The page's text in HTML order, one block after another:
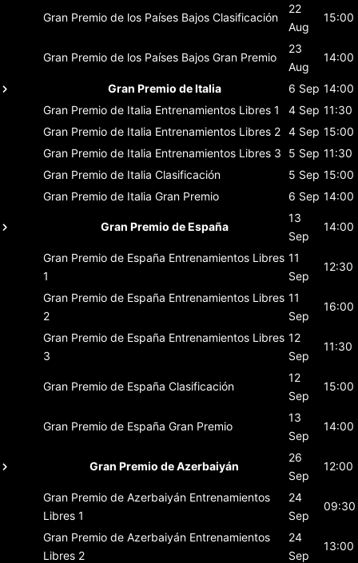
Gran Premio de los Países Bajos Clasificación
22
Aug
15:00
Gran Premio de los Países Bajos Gran Premio
23
Aug
14:00
Gran Premio de Italia 6 Sep 14:00
Gran Premio de Italia Entrenamientos Libres 1 4 Sep 11:30
Gran Premio de Italia Entrenamientos Libres 2 4 Sep 15:00
Gran Premio de Italia Entrenamientos Libres 3 5 Sep 11:30
Gran Premio de Italia Clasificación 5 Sep 15:00
Gran Premio de Italia Gran Premio 6 Sep 14:00
Gran Premio de España
13
Sep
14:00
Gran Premio de España Entrenamientos Libres
1
11
Sep
12:30
Gran Premio de España Entrenamientos Libres
2
11
Sep
16:00
Gran Premio de España Entrenamientos Libres
3
12
Sep
11:30
Gran Premio de España Clasificación
12
Sep
15:00
Gran Premio de España Gran Premio
13
Sep
14:00
Gran Premio de Azerbaiyán
26
Sep
12:00
Gran Premio de Azerbaiyán Entrenamientos
Libres 1
24
Sep
09:30
Gran Premio de Azerbaiyán Entrenamientos
Libres 2
24
Sep
13:00